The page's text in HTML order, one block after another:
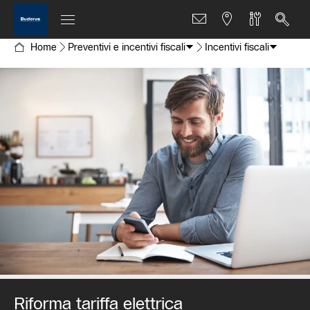
Home Preventivi e incentivi fiscali Incentivi fiscali
Riforma tariffa elettrica